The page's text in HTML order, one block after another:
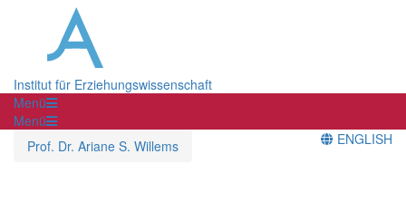
Institut für Erziehungswissenschaft
Menü
Menü
Prof. Dr. Ariane S. Willems
ENGLISH